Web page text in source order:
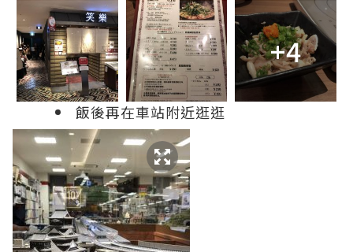
+4
飯後再在車站附近逛逛